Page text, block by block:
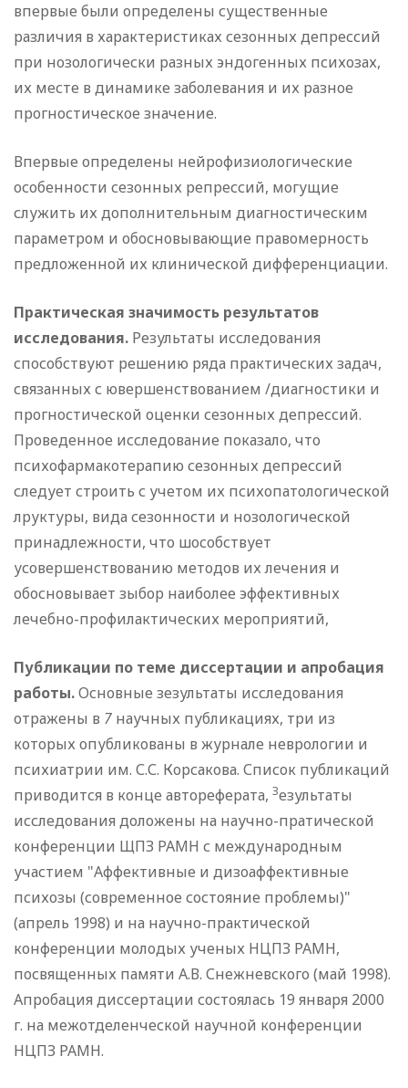
впервые были определены существенные
различия в характеристиках сезонных депрессий
при нозологически разных эндогенных психозах,
их месте в динамике заболевания и их разное
прогностическое значение.
Впервые определены нейрофизиологические
особенности сезонных репрессий, могущие
служить их дополнительным диагностическим
параметром и обосновывающие правомерность
предложенной их клинической дифференциации.
Практическая значимость результатов
исследования. Результаты исследования
способствуют решению ряда практических задач,
связанных с ювершенствованием /диагностики и
прогностической оценки сезонных депрессий.
Проведенное исследование показало, что
психофармакотерапию сезонных депрессий
следует строить с учетом их психопатологической
лруктуры, вида сезонности и нозологической
принадлежности, что шособствует
усовершенствованию методов их лечения и
обосновывает зыбор наиболее эффективных
лечебно-профилактических мероприятий,
Публикации по теме диссертации и апробация
работы.Основные зезультаты исследования
отражены в 7 научных публикациях, три из
которых опубликованы в журнале неврологии и
психиатрии им. С.С. Корсакова. Список публикаций
приводится в конце автореферата, Зезультаты
исследования доложены на научно-пратической
конференции ЩПЗ РАМН с международным
участием "Аффективные и дизоаффективные
психозы (современное состояние проблемы)"
(апрель 1998) и на научно-практической
конференции молодых ученых НЦПЗ РАМН,
посвященных памяти А.В. Снежневского (май 1998).
Апробация диссертации состоялась 19 января 2000
г. на межотделенческой научной конференции
НЦПЗ РАМН.